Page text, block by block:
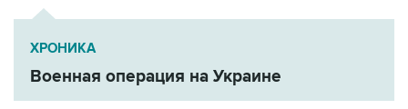
ХРОНИКА
Военная операция на Украине